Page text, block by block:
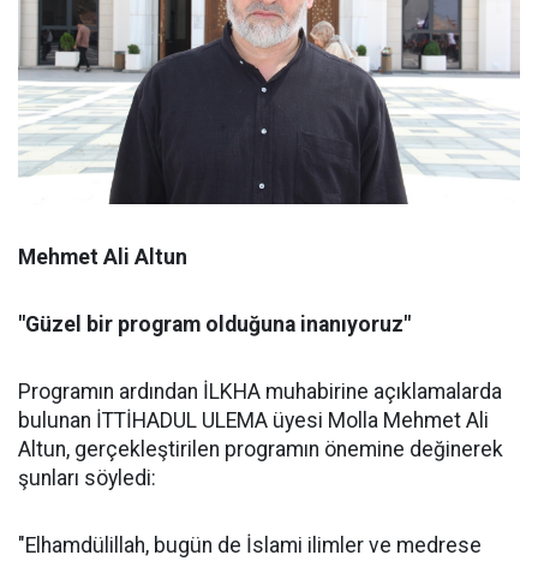
Mehmet Ali Altun
"Güzel bir program olduğuna inanıyoruz"
Programın ardından İLKHA muhabirine açıklamalarda
bulunan İTTİHADUL ULEMA üyesi Molla Mehmet Ali
Altun, gerçekleştirilen programın önemine değinerek
şunları söyledi:
"Elhamdülillah, bugün de İslami ilimler ve medrese